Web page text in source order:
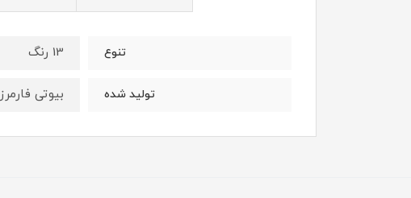
تنوع 13 رنگ
تولید شده بیوتی فارمرز